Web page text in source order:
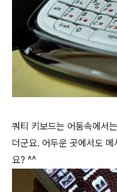
쿼티 키보드는 어둠속에서
더군요. 어두운 곳에서도
요? ^^